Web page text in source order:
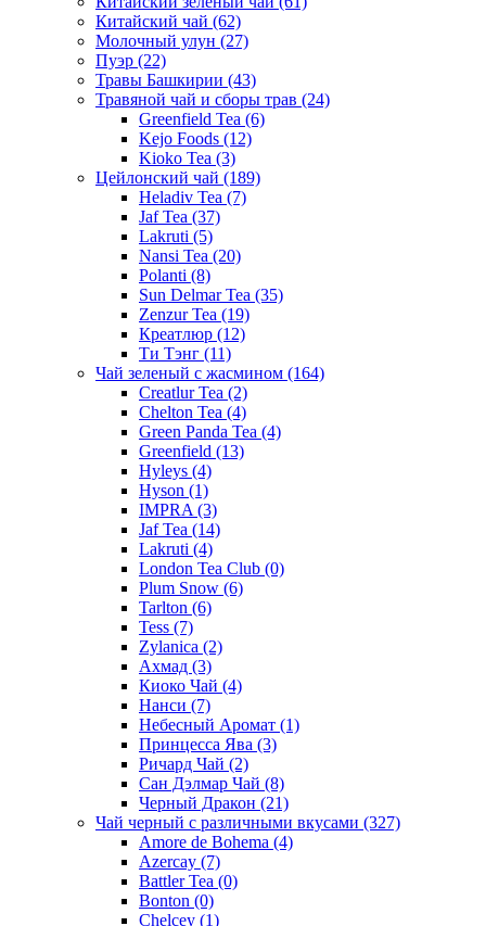
Китайский чай (62)
Молочный улун (27)
Пуэр (22)
Травы Башкирии (43)
Травяной чай и сборы трав (24)
Greenfield Tea (6)
Kejo Foods (12)
Kioko Tea (3)
Цейлонский чай (189)
Heladiv Tea (7)
Jaf Tea (37)
Lakruti (5)
Nansi Tea (20)
Polanti (8)
Sun Delmar Tea (35)
Zenzur Tea (19)
Креатлюр (12)
Ти Тэнг (11)
Чай зеленый с жасмином (164)
Creatlur Tea (2)
Chelton Tea (4)
Green Panda Tea (4)
Greenfield (13)
Hyleys (4)
Hyson (1)
IMPRA (3)
Jaf Tea (14)
Lakruti (4)
London Tea Club (0)
Plum Snow (6)
Tarlton (6)
Tess (7)
Zylanica (2)
Ахмад (3)
Киоко Чай (4)
Нанси (7)
Небесный Аромат (1)
Принцесса Ява (3)
Ричард Чай (2)
Сан Дэлмар Чай (8)
Черный Дракон (21)
Чай черный с различными вкусами (327)
Amore de Bohema (4)
Azercay (7)
Battler Tea (0)
Bonton (0)
Chelcey (1)